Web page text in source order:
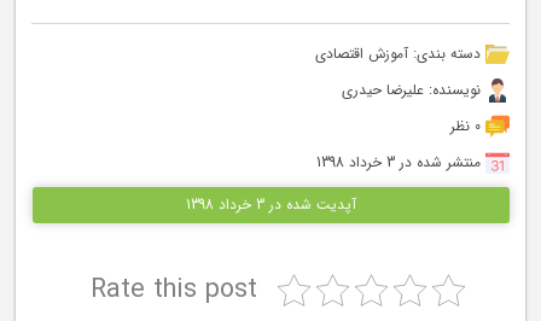
پادکست سگ ها
سمینار تهران 96
گواهینامه ها
دسته بندی:آموزش اقتصادی
نویسنده: علیرضا حیدری
0 نظر
منتشر شده در 3 خرداد 1398
آپدیت شده در 3 خرداد 1398
Rate this post